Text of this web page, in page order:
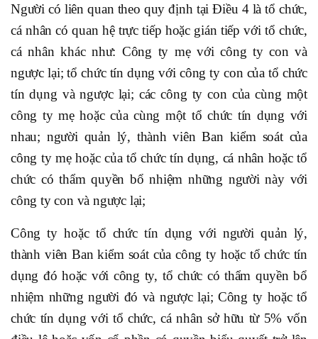
Người có liên quan theo quy định tại Điều 4 là tổ chức,
cá nhân có quan hệ trực tiếp hoặc gián tiếp với tổ chức,
cá nhân khác như: Công ty mẹ với công ty con và
ngược lại; tổ chức tín dụng với công ty con của tổ chức
tín dụng và ngược lại; các công ty con của cùng một
công ty mẹ hoặc của cùng một tổ chức tín dụng với
nhau; người quản lý, thành viên Ban kiểm soát của
công ty mẹ hoặc của tổ chức tín dụng, cá nhân hoặc tổ
chức có thẩm quyền bổ nhiệm những người này với
công ty con và ngược lại;
Công ty hoặc tổ chức tín dụng với người quản lý,
thành viên Ban kiểm soát của công ty hoặc tổ chức tín
dụng đó hoặc với công ty, tổ chức có thẩm quyền bổ
nhiệm những người đó và ngược lại; Công ty hoặc tổ
chức tín dụng với tổ chức, cá nhân sở hữu từ 5% vốn